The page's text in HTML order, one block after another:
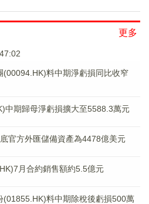
更多
(00094.HK)料中期淨虧損同比收窄
中期歸母淨虧損擴大至5588.3萬元
官方外匯儲備資產為4478億美元
月合約銷售額約5.5億元
(01855.HK)料中期除稅後虧損500萬